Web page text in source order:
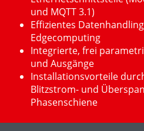
und MQTT 3.1)
Effizientes
Edgecomputing
Integrierte, frei
und Ausgänge
Installationsvorteile
Blitzstrom- und
Phasenschiene